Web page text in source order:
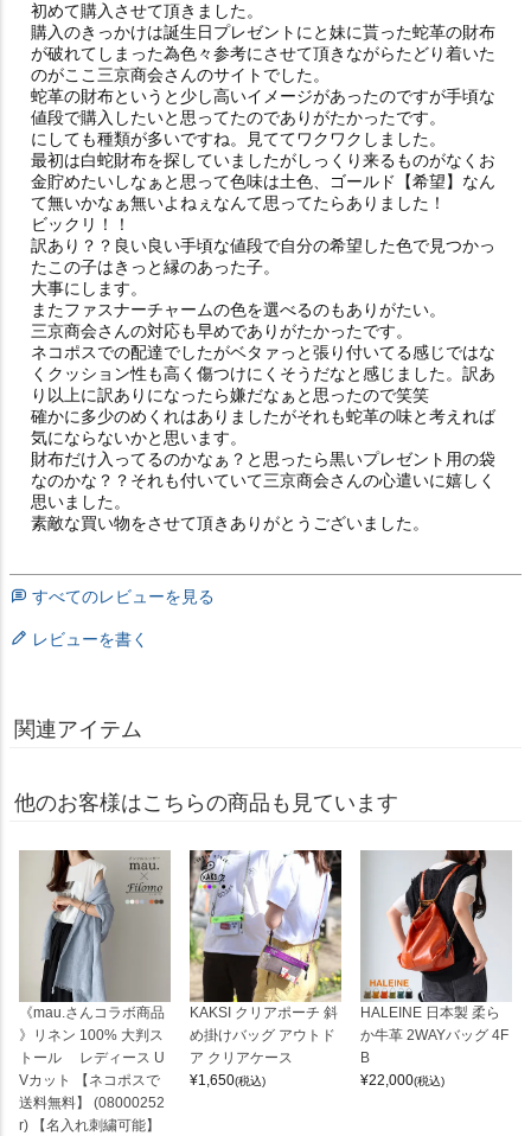
初めて購入させて頂きました。
購入のきっかけは誕生日プレゼントにと妹に貰った蛇革の財布
が破れてしまった為色々参考にさせて頂きながらたどり着いた
のがここ三京商会さんのサイトでした。
蛇革の財布というと少し高いイメージがあったのですが手頃な
値段で購入したいと思ってたのでありがたかったです。
にしても種類が多いですね。見ててワクワクしました。
最初は白蛇財布を探していましたがしっくり来るものがなくお
金貯めたいしなぁと思って色味は土色、ゴールド【希望】なん
て無いかなぁ無いよねぇなんて思ってたらありました！
ビックリ！！
訳あり？？良い良い手頃な値段で自分の希望した色で見つかっ
たこの子はきっと縁のあった子。
大事にします。
またファスナーチャームの色を選べるのもありがたい。
三京商会さんの対応も早めでありがたかったです。
ネコポスでの配達でしたがベタァっと張り付いてる感じではな
くクッション性も高く傷つけにくそうだなと感じました。訳あ
り以上に訳ありになったら嫌だなぁと思ったので笑笑
確かに多少のめくれはありましたがそれも蛇革の味と考えれば
気にならないかと思います。
財布だけ入ってるのかなぁ？と思ったら黒いプレゼント用の袋
なのかな？？それも付いていて三京商会さんの心遣いに嬉しく
思いました。
素敵な買い物をさせて頂きありがとうございました。
すべてのレビューを見る
レビューを書く
関連アイテム
他のお客様はこちらの商品も見ています
《mau.さんコラボ商品
》リネン 100% 大判ス
トール レディース U
Vカット 【ネコポスで
送料無料】 (08000252
r) 【名入れ刺繍可能】
KAKSI クリアポーチ 斜
め掛けバッグ アウトド
ア クリアケース
¥1,650(税込)
HALEINE 日本製 柔ら
か牛革 2WAYバッグ 4F
B
¥22,000(税込)